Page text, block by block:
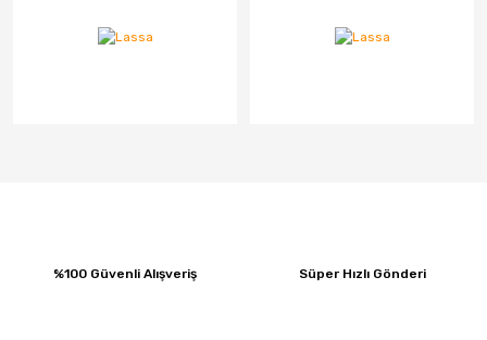
%100 Güvenli Alışveriş Süper Hızlı Gönderi